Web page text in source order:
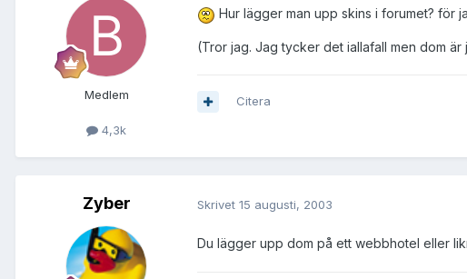
Medlem
4,3k
Hur lägger man upp skins i forumet? för
(Tror jag. Jag tycker det iallafall men dom
Citera
Zyber Skrivet 15 augusti, 2003
Du lägger upp dom på ett webbhotel eller